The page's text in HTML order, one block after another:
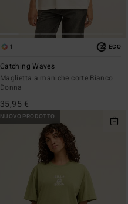
1 ECO
Catching Waves
Maglietta a maniche corte Bianco
Donna
35,95 €
NUOVO PRODOTTO